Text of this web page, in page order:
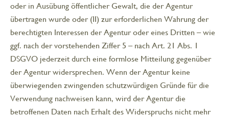
oder in Ausübung öffentlicher Gewalt, die der Agentur
übertragen wurde oder (II) zur erforderlichen Wahrung der
berechtigten Interessen der Agentur oder eines Dritten – wie
ggf. nach der vorstehenden Ziffer 5 – nach Art. 21 Abs. 1
DSGVO jederzeit durch eine formlose Mitteilung gegenüber
der Agentur widersprechen. Wenn der Agentur keine
überwiegenden zwingenden schutzwürdigen Gründe für die
Verwendung nachweisen kann, wird der Agentur die
betroffenen Daten nach Erhalt des Widerspruchs nicht mehr